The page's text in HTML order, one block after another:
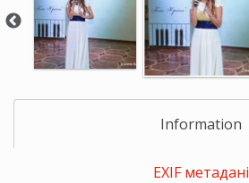
Information
EXIF метадані